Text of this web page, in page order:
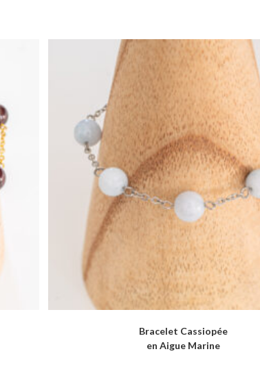
Bracelet Cassiopée
en Aigue Marine